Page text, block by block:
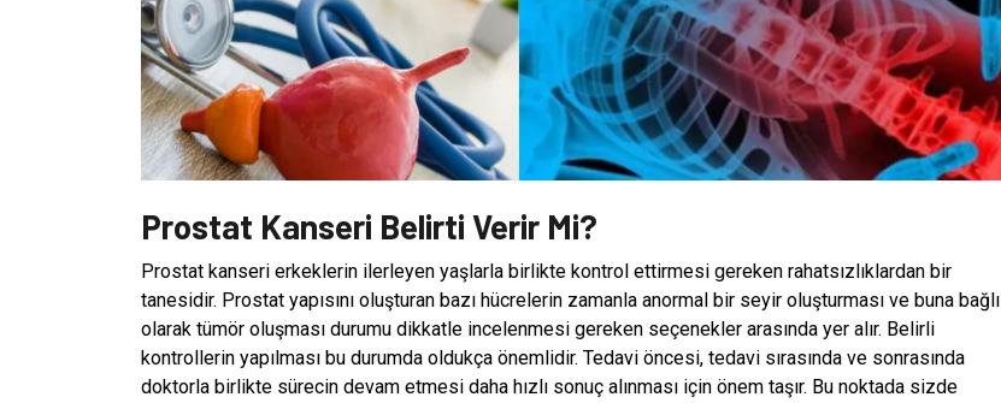
Prostat Kanseri Belirti Verir Mi?
Prostat kanseri erkeklerin ilerleyen yaşlarla birlikte kontrol ettirmesi gereken rahatsızlıklardan bir
tanesidir. Prostat yapısını oluşturan bazı hücrelerin zamanla anormal bir seyir oluşturması ve buna bağlı
olarak tümör oluşması durumu dikkatle incelenmesi gereken seçenekler arasında yer alır. Belirli
kontrollerin yapılması bu durumda oldukça önemlidir. Tedavi öncesi, tedavi sırasında ve sonrasında
doktorla birlikte sürecin devam etmesi daha hızlı sonuç alınması için önem taşır. Bu noktada sizde